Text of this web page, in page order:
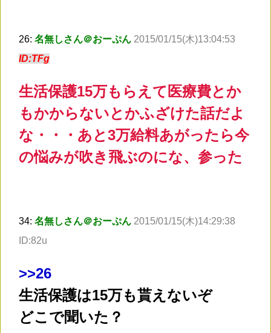
26: 名無しさん＠おーぷん 2015/01/15(木)13:04:53
ID:TFg
生活保護15万もらえて医療費とか
もかからないとかふざけた話だよ
な・・・あと3万給料あがったら今
の悩みが吹き飛ぶのにな、参った
34: 名無しさん＠おーぷん 2015/01/15(木)14:29:38
ID:82u
>>26
生活保護は15万も貰えないぞ
どこで聞いた？